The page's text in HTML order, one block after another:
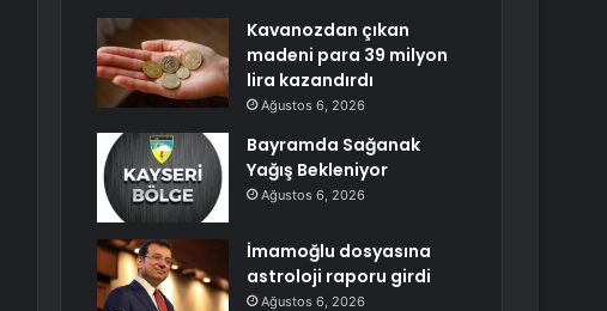
Kavanozdan çıkan
madeni para 39 milyon
lira kazandırdı
Ağustos 6, 2026
Bayramda Sağanak
Yağış Bekleniyor
Ağustos 6, 2026
İmamoğlu dosyasına
astroloji raporu girdi
Ağustos 6, 2026